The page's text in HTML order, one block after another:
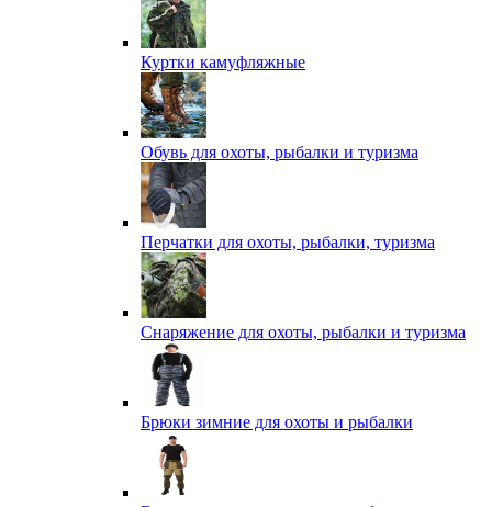
Куртки камуфляжные
Обувь для охоты, рыбалки и туризма
Перчатки для охоты, рыбалки, туризма
Снаряжение для охоты, рыбалки и туризма
Брюки зимние для охоты и рыбалки